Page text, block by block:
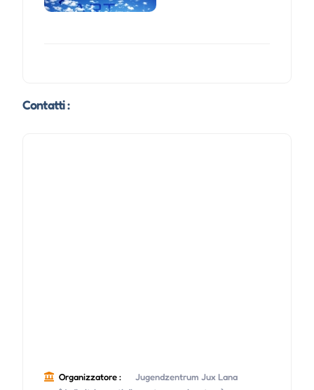
Contatti :
Organizzatore :
Jugendzentrum Jux Lana